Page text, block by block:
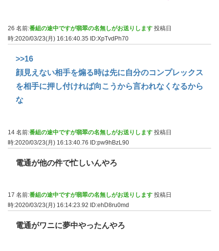
26 名前:番組の途中ですが翡翠の名無しがお送りします 投稿日
時:2020/03/23(月) 16:16:40.35
ID:XpTvdPh70
>>16
顔見えない相手を煽る時は先に自分のコンプレックス
を相手に押し付ければ向こうから言われなくなるから
な
14 名前:番組の途中ですが翡翠の名無しがお送りします 投稿日
時:2020/03/23(月) 16:13:40.76 ID:pw9hBzL90
電通が他の件で忙しいんやろ
17 名前:番組の途中ですが翡翠の名無しがお送りします 投稿日
時:2020/03/23(月) 16:14:23.92
ID:ehD8ru0md
電通がワニに夢中やったんやろ